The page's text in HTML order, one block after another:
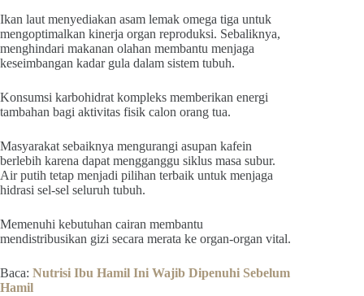
Ikan laut menyediakan asam lemak omega tiga untuk
mengoptimalkan kinerja organ reproduksi. Sebaliknya,
menghindari makanan olahan membantu menjaga
keseimbangan kadar gula dalam sistem tubuh.
Konsumsi karbohidrat kompleks memberikan energi
tambahan bagi aktivitas fisik calon orang tua.
Masyarakat sebaiknya mengurangi asupan kafein
berlebih karena dapat mengganggu siklus masa subur.
Air putih tetap menjadi pilihan terbaik untuk menjaga
hidrasi sel-sel seluruh tubuh.
Memenuhi kebutuhan cairan membantu
mendistribusikan gizi secara merata ke organ-organ vital.
Baca: Nutrisi Ibu Hamil Ini Wajib Dipenuhi Sebelum
Hamil